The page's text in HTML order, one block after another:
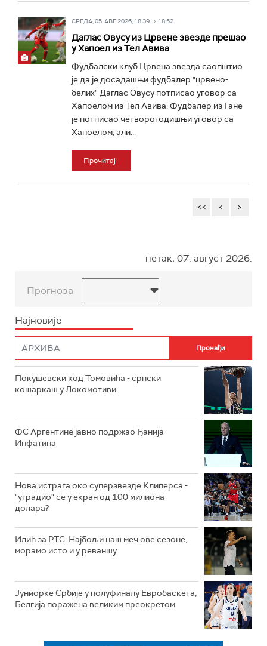
СРЕДА, 05. АВГ 2026, 18:39 -> 18:52
Даглас Овусу из Црвене звезде прешао
у Хапоел из Тел Авива
Фудбалски клуб Црвена звезда саопштио
је да је досадашњи фудбалер "црвено-
белих" Даглас Овусу потписао уговор са
Хапоелом из Тел Авива. Фудбалер из Гане
је потписао четворогодишњи уговор са
Хапоелом, али...
Прочитај
<< < >
петак, 07. август 2026.
Прогноза
Најновије
Покушевски код Томовића - српски
кошаркаш у Локомотиви
ФС Аргентине јавно подржао Ђанија
Инфатина
Нова истрага око суперзвезде Клиперса -
"уградио" се у екран од 100 милиона
долара?
Илић за РТС: Најбољи наш меч ове сезоне,
морамо исто и у реваншу
Јуниорке Србије у полуфиналу Евробаскета,
Белгија поражена великим преокретом